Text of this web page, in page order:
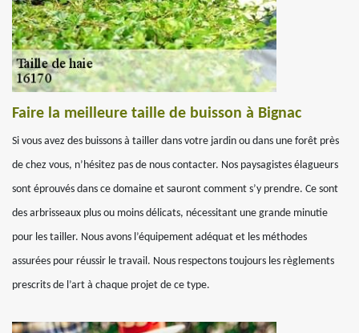
Faire la meilleure taille de buisson à Bignac
Si vous avez des buissons à tailler dans votre jardin ou dans une forêt près
de chez vous, n’hésitez pas de nous contacter. Nos paysagistes élagueurs
sont éprouvés dans ce domaine et sauront comment s’y prendre. Ce sont
des arbrisseaux plus ou moins délicats, nécessitant une grande minutie
pour les tailler. Nous avons l’équipement adéquat et les méthodes
assurées pour réussir le travail. Nous respectons toujours les règlements
prescrits de l’art à chaque projet de ce type.